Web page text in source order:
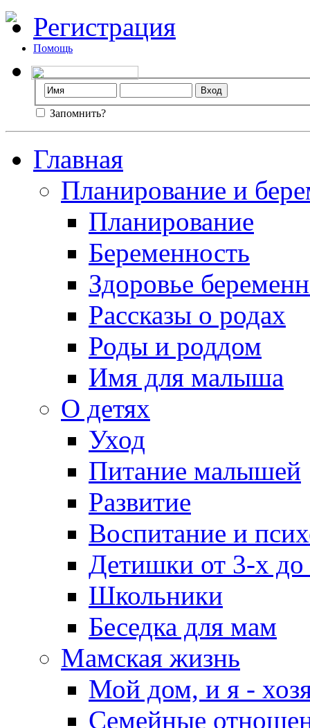
Регистрация
Помощь
Запомнить?
Главная
Планирование и
Планирование
Беременность
Здоровье
Рассказы о родах
Роды и роддом
Имя для малыша
О детях
Уход
Питание малышей
Развитие
Воспитание и
Детишки от 3-х
Школьники
Беседка для мам
Мамская жизнь
Мой дом, и я -
Семейные